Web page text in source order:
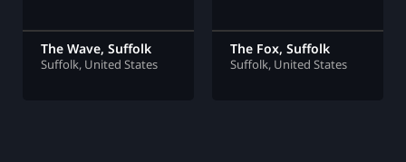
The Wave, Suffolk
Suffolk, United States
The Fox, Suffolk
Suffolk, United States